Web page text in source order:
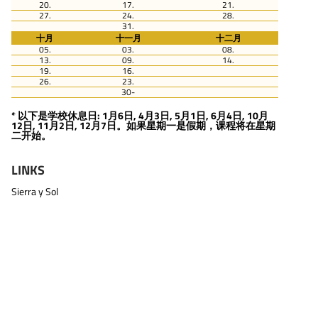
20. 17. 21.
27. 24. 28.
31.
十月
十一月
十二月
05.
03. 08.
13. 09. 14.
19. 16.
26. 23.
30-
* 以下是学校休息日: 1月6日, 4月3日, 5月1日, 6月4日, 10月
12日, 11月2日, 12月7日。如果星期一是假期，课程将在星期
二开始。
LINKS
Sierra y Sol